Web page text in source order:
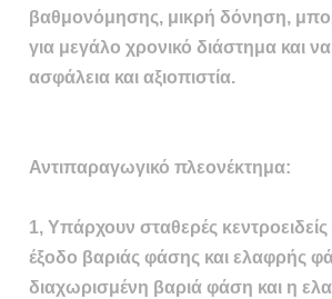
βαθμονόμησης, μικρή δόνηση,
για μεγάλο χρονικό διάστημα και να
ασφάλεια και αξιοπιστία.
Αντιπαραγωγικό πλεονέκτημα:
1, Υπάρχουν σταθερές κεντροειδείς
έξοδο βαριάς φάσης και ελαφρής
διαχωρισμένη βαριά φάση και η